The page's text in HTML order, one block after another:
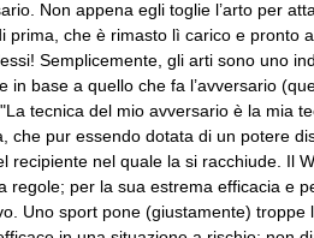
Non appena egli toglie l’arto per
prima, che è rimasto lì carico e pronto
Semplicemente, gli arti sono uno
in base a quello che fa l’avversario
tecnica del mio avversario è la mia
che pur essendo dotata di un potere
recipiente nel quale la si racchiude. Il
regole; per la sua estrema efficacia e
Uno sport pone (giustamente)